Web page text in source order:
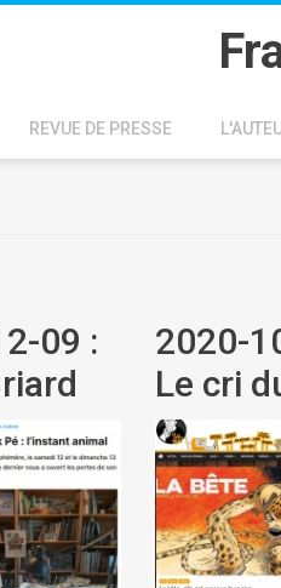
REVUE DE PRESSE
09 :
2020-
Le cri